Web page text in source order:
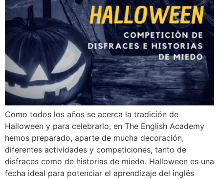
Como todos los años se acerca la tradición de
Halloween y para celebrarlo, en The English Academy
hemos preparado, aparte de mucha decoración,
diferentes actividades y competiciones, tanto de
disfraces como de historias de miedo. Halloween es una
fecha ideal para potenciar el aprendizaje del inglés